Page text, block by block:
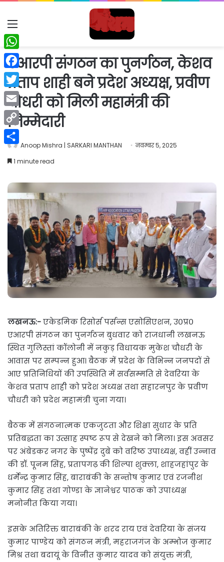
Menu
एआरपी संगठन का पुनर्गठन, केशव
प्रताप शाही बने प्रदेश अध्यक्ष, प्रवीण
चौधरी को मिली महामंत्री की
जिम्मेदारी
Anoop Mishra | SARKARI MANTHAN
नवम्बर 5, 2025
1 minute read
लखनऊ:-एकेडमिक रिसोर्स पर्सन्स एसोसिएशन, उ०प्र०
एआरपी संगठन का पुनर्गठन बुधवार को राजधानी लखनऊ
स्थित गुलिस्तां कॉलोनी में नकुड़ विधायक मुकेश चौधरी के
आवास पर सम्पन्न हुआ। बैठक में प्रदेश के विभिन्न जनपदों से
आए प्रतिनिधियों की उपस्थिति में सर्वसम्मति से देवरिया के
केशव प्रताप शाही को प्रदेश अध्यक्ष तथा सहारनपुर के प्रवीण
चौधरी को प्रदेश महामंत्री चुना गया।
बैठक में संगठनात्मक एकजुटता और शिक्षा सुधार के प्रति
प्रतिबद्धता का उत्साह स्पष्ट रूप से देखने को मिला। इस अवसर
पर अंबेडकर नगर के पुष्पेंद्र दुबे को वरिष्ठ उपाध्यक्ष, वहीं उन्नाव
की डॉ. पूनम सिंह, प्रतापगढ़ की शिल्पा शुक्ला, शाहजहांपुर के
धर्मेन्द्र कुमार सिंह, बाराबंकी के सन्तोष कुमार एवं रजनीश
कुमार सिंह तथा गोण्डा के ज्ञानेश्वर पाठक को उपाध्यक्ष
मनोनीत किया गया।
इसके अतिरिक्त बाराबंकी के शरद राय एवं देवरिया के संजय
कुमार पाण्डेय को संगठन मंत्री, महराजगंज के अम्भोज कुमार
मिश्र तथा बदायूं के विनीत कुमार यादव को संयुक्त मंत्री,
WhatsApp
Facebook
Twitter
Email
Copy
Link
Share